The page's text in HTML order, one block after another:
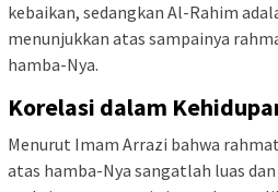
kebaikan, sedangkan Al-Rahim
menunjukkan atas sampainya
hamba-Nya.
Korelasi dalam
Menurut Imam Arrazi bahwa
atas hamba-Nya sangatlah luas